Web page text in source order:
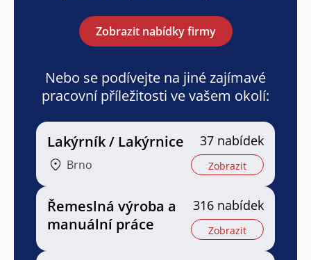
Zobrazit nabídky firmy
Nebo se podívejte na jiné zajímavé
pracovní příležitosti ve vašem okolí:
Lakýrník / Lakýrnice
Brno
37 nabídek
Zobrazit
Řemeslná výroba a
manuální práce
316 nabídek
Zobrazit